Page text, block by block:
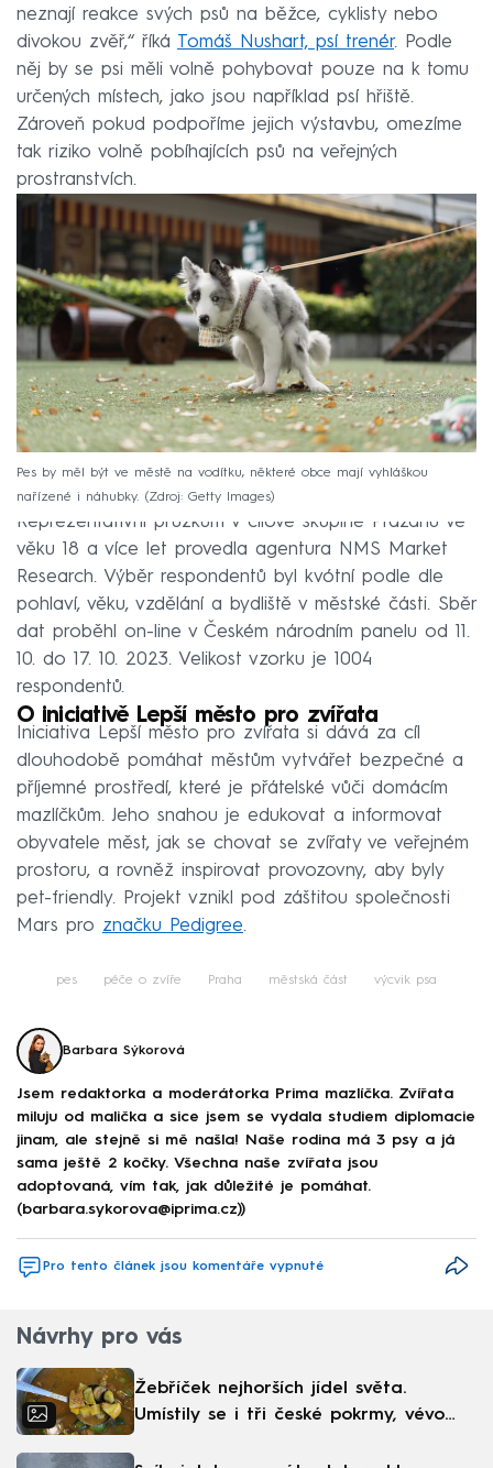
neznají reakce svých psů na běžce, cyklisty nebo
divokou zvěř,“ říká Tomáš Nushart, psí trenér. Podle
něj by se psi měli volně pohybovat pouze na k tomu
určených místech, jako jsou například psí hřiště.
Zároveň pokud podpoříme jejich výstavbu, omezíme
tak riziko volně pobíhajících psů na veřejných
prostranstvích.
Pes by měl být ve městě na vodítku, některé obce mají vyhláškou
nařízené i náhubky.
Zdroj: Getty Images
Reprezentativní průzkum v cílové skupině Pražanů ve
věku 18 a více let provedla agentura NMS Market
Research. Výběr respondentů byl kvótní podle dle
pohlaví, věku, vzdělání a bydliště v městské části. Sběr
dat proběhl on-line v Českém národním panelu od 11.
10. do 17. 10. 2023. Velikost vzorku je 1004
respondentů.
O iniciativě Lepší město pro zvířata
Iniciativa Lepší město pro zvířata si dává za cíl
dlouhodobě pomáhat městům vytvářet bezpečné a
příjemné prostředí, které je přátelské vůči domácím
mazlíčkům. Jeho snahou je edukovat a informovat
obyvatele měst, jak se chovat se zvířaty ve veřejném
prostoru, a rovněž inspirovat provozovny, aby byly
pet-friendly. Projekt vznikl pod záštitou společnosti
Mars pro značku Pedigree.
pes péče o zvíře Praha městská část výcvik psa
Barbara Sýkorová
Jsem redaktorka a moderátorka Prima mazlíčka. Zvířata
miluju od malička a sice jsem se vydala studiem diplomacie
jinam, ale stejně si mě našla! Naše rodina má 3 psy a já
sama ještě 2 kočky. Všechna naše zvířata jsou
adoptovaná, vím tak, jak důležité je pomáhat.
(barbara.sykorova@iprima.cz))
Pro tento článek jsou komentáře vypnuté
Návrhy pro vás
Žebříček nejhorších jídel světa.
Umístily se i tři české pokrmy, vévodí